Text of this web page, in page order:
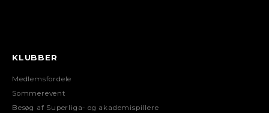
KLUBBER
Medlemsfordele
Sommerevent
Besøg af Superliga- og akademispillere